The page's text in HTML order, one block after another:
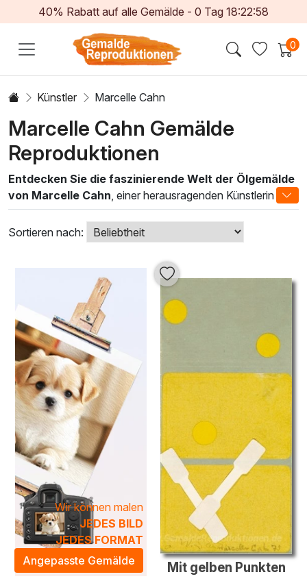
40% Rabatt auf alle Gemälde - 0 Tag 18:22:56
0
Künstler Marcelle Cahn
Marcelle Cahn Gemälde
Reproduktionen
Entdecken Sie die faszinierende Welt der Ölgemälde
von Marcelle Cahn , einer herausragenden Künstlerin des
20. Jahrhunderts. Ihre Werke sind nicht nur eine Hommage
an die Ästhetik des Impressionismus und der modernen
Abstraktion, sondern auch eine tiefgründige Reflexion über
Licht, Farbe und Form. Jedes Gemälde verkörpert die
Meisterschaft der klassischen Ölmalerei, wobei Cahn
technisches Können und kreative Intuition in harmonischer
Einheit vereint.
Die einzigartigen Farbpaletten und dynamischen
Kompositionen von Marcelle Cahn schaffen eine
kunstvolle Atmosphäre, die jeden Raum aufwertet. Ihre
Werke laden dazu ein, die eigene Umgebung neu zu
definieren und laden Betrachter dazu ein, in die emotionale
Tiefe der Kunst einzutauchen. Bringen Sie mit den
Ölgemälden von Marcelle Cahn künstlerische
Eleganz und inspirierende Akzente in Ihr Zuhause
eine Investition in zeitlose Schönheit und kulturellen
Reichtum.
Sortieren nach:
Wir können malen
JEDES BILD
JEDES FORMAT
Angepasste Gemälde
Mit gelben Punkten